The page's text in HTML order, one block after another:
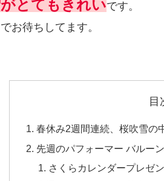
とてもきれいです。
お待ちしてます。
目
春休み2週間連続、桜吹雪の
先週のパフォーマー バルー
さくらカレンダープレゼ